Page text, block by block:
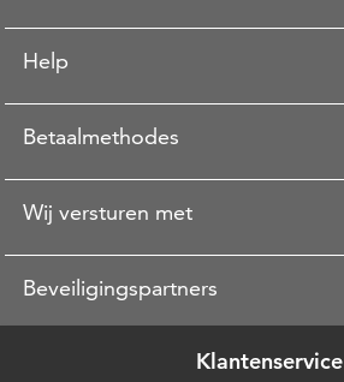
Help
Betaalmethodes
Wij versturen met
Beveiligingspartners
Klantenservice